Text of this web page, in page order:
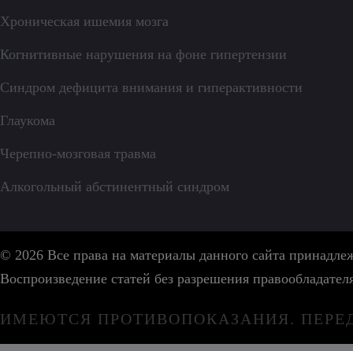
Хроническая ишемия мозга
Когнитивные нарушения на фоне гипертензии
Синдром дефицита внимания и гиперактивности
Глаукома
Черепно-мозговая травма
Алкогольный абстинентный синдром
© 2026 Все права на материалы данного сайта
Воспроизведение статей без разрешения
ИМЕЮТСЯ ПРОТИВОПОКАЗАНИЯ.